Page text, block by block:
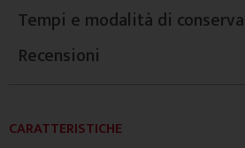
Tempi e modalità di
Recensioni
CARATTERISTICHE